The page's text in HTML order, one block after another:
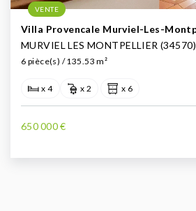
VENTE
MURVIEL LES MONTPELLIER (34570)
6 pièce(s) / 135.53 m²
x 2 x 6
x 4
650 000 €